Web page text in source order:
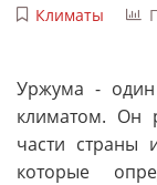
Климаты
Уржума -
климатом. Он
части страны
которые